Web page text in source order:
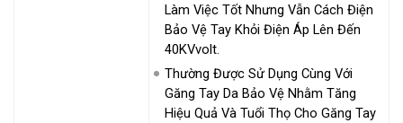
Làm Việc Tốt Nhưng Vẫn Cách Điện
Bảo Vệ Tay Khỏi Điện Áp Lên Đến
40KVvolt.
Thường Được Sử Dụng Cùng Với
Găng Tay Da Bảo Vệ Nhằm Tăng
Hiệu Quả Và Tuổi Thọ Cho Găng Tay